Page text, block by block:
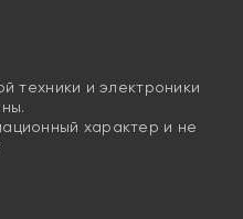
данных
техники и электроники
характер и не